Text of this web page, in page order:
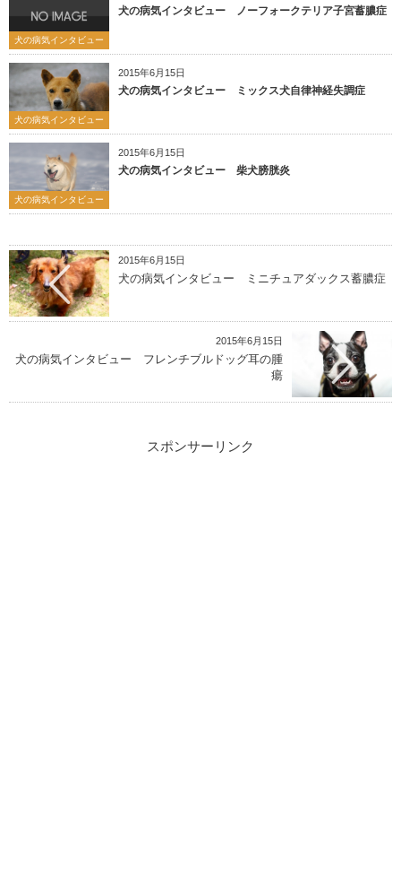
犬の病気インタビュー
犬の病気インタビュー ノーフォークテリア子宮蓄膿症
2015年6月15日
犬の病気インタビュー
犬の病気インタビュー ミックス犬自律神経失調症
2015年6月15日
犬の病気インタビュー
犬の病気インタビュー 柴犬膀胱炎
2015年6月15日
犬の病気インタビュー ミニチュアダックス蓄膿症
2015年6月15日
犬の病気インタビュー フレンチブルドッグ耳の腫
瘍
スポンサーリンク